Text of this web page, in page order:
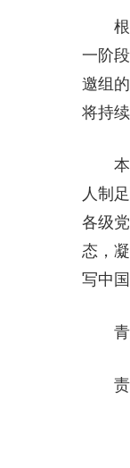
一阶
邀组
将持
人制
各级
态，
写中